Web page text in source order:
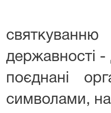
державності -
поєднані
символами,